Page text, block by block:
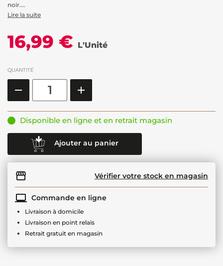
noir....
Lire la suite
16,99 € L'Unité
QUANTITÉ
Disponible en ligne et en retrait magasin
Ajouter au panier
Vérifier votre stock en magasin
Commande en ligne
Livraison à domicile
Livraison en point relais
Retrait gratuit en magasin